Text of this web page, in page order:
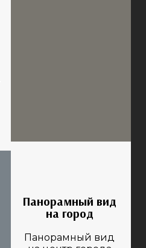
Панорамный вид
на город
Панорамный вид